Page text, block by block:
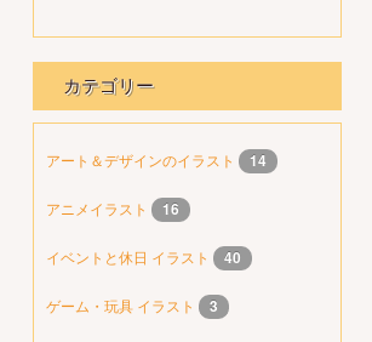
カテゴリー
アート＆デザインのイラスト 14
アニメイラスト 16
イベントと休日 イラスト 40
ゲーム・玩具 イラスト 3